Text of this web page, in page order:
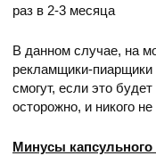
раз в 2-3 месяца
В данном случае, на
рекламщики-
смогут, если это
осторожно, и никого
Минусы